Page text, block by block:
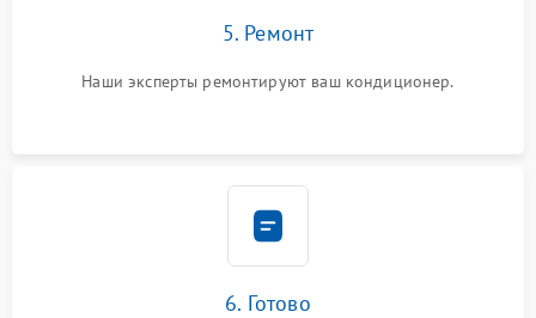
5. Ремонт
Наши эксперты ремонтируют ваш кондиционер.
6. Готово